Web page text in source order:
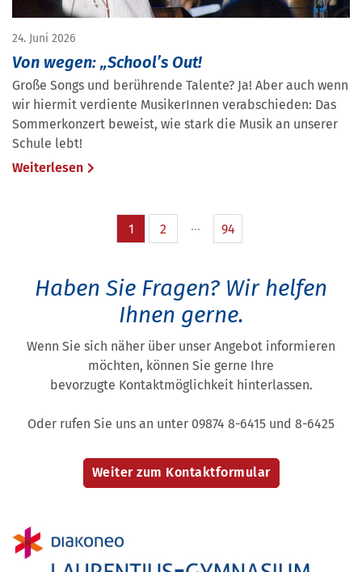
24. Juni 2026
Von wegen: „School’s Out!
Große Songs und berührende Talente? Ja! Aber auch wenn
wir hiermit verdiente MusikerInnen verabschieden: Das
Sommerkonzert beweist, wie stark die Musik an unserer
Schule lebt!
Weiterlesen
1 2 94
Haben Sie Fragen? Wir helfen
Ihnen gerne.
Wenn Sie sich näher über unser Angebot informieren
möchten, können Sie gerne Ihre
bevorzugte Kontaktmöglichkeit hinterlassen.
Oder rufen Sie uns an unter 09874 8-6415 und 8-6425